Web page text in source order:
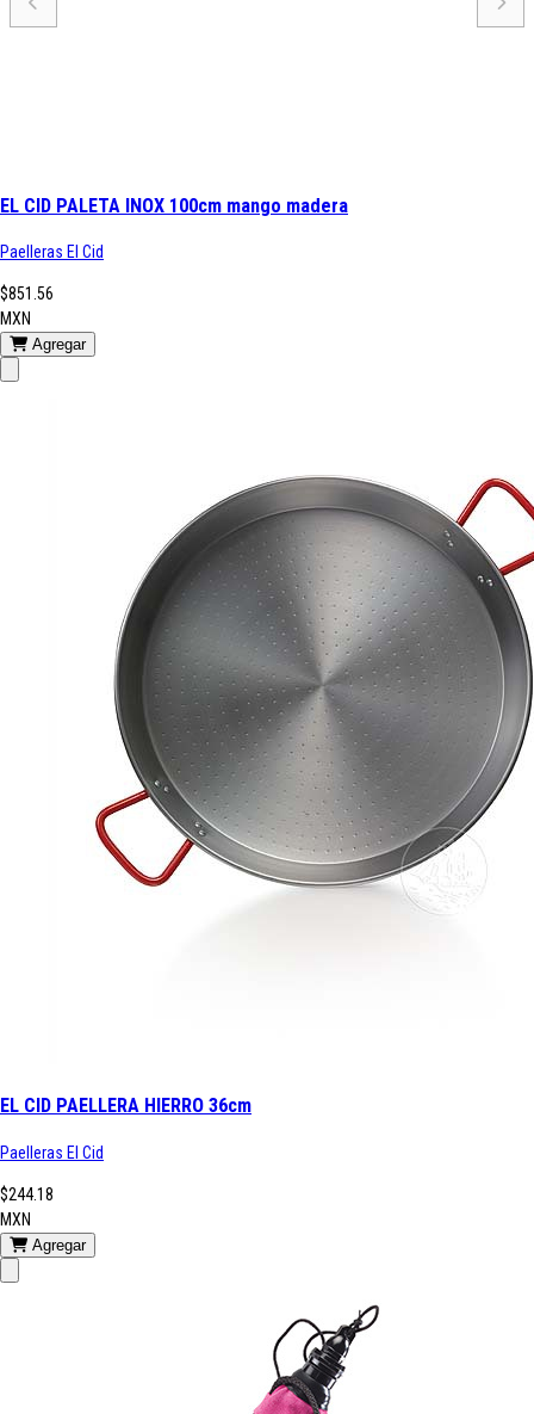
EL CID PALETA INOX 100cm mango madera
Paelleras El Cid
$851.56
MXN
Agregar
EL CID PAELLERA HIERRO 36cm
Paelleras El Cid
$244.18
MXN
Agregar